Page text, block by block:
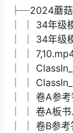
├─2024蘑菇
│ │ 34年级
│ │ 34年级
│ │
│ │
│ │
│ │ 卷A参考
│ │ 卷A板
│ │ 卷B参考